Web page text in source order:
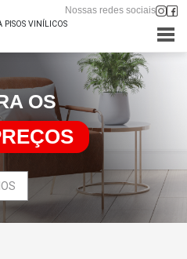
Nossas redes sociais
PISOS VINÍLICOS
OS